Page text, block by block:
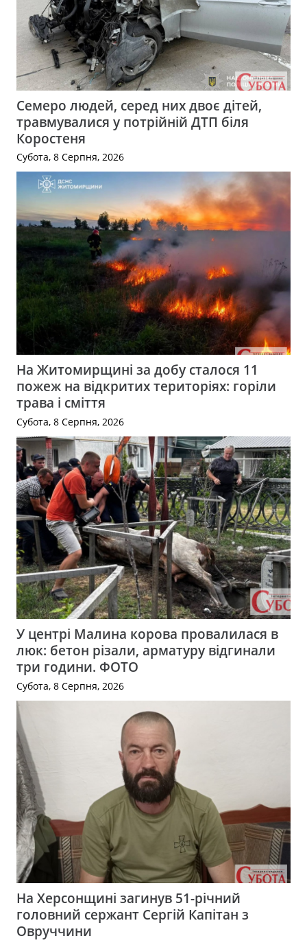
Семеро людей, серед них двоє дітей,
травмувалися у потрійній ДТП біля
Коростеня
Субота, 8 Серпня, 2026
На Житомирщині за добу сталося 11
пожеж на відкритих територіях: горіли
трава і сміття
Субота, 8 Серпня, 2026
У центрі Малина корова провалилася в
люк: бетон різали, арматуру відгинали
три години. ФОТО
Субота, 8 Серпня, 2026
На Херсонщині загинув 51-річний
головний сержант Сергій Капітан з
Овруччини